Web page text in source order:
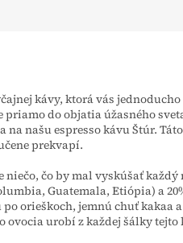
kávy, ktorá vás
priamo do objatia úžasného
na našu espresso kávu Štúr.
prekvapí.
niečo, čo by mal vyskúšať
Guatemala, Etiópia) a
orieškoch, jemnú chuť
ovocia urobí z každej šálky tejto